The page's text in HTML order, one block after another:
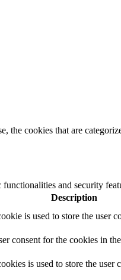
cookies that are
and security
Description
is used to store the user
consent for the cookies in
is used to store the user